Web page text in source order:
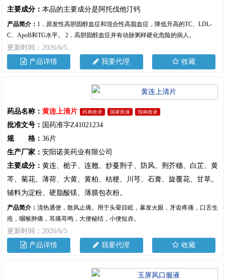
主要成分： 本品的主要成分是阿托伐他汀钙
产品简介： 1．原发性高胆固醇血症和混合性高脂血症，降低升高的TC、LDL-
C、ApoB和TG水平。 2．高胆固醇血症并有动脉粥样硬化危险的病人。
更新时间：2026/6/5
产品详情
我要代理 收藏
药品名称： 黄连上清片 药典收录 国家医保 指南收录
批准文号： 国药准字Z41021234
规 格： 36片
生产厂家： 安阳诺美药业有限公司
主要成分： 黄连、栀子、连翘、炒蔓荆子、防风、荆芥穗、白芷、黄
芩、菊花、薄荷、大黄、黄柏、桔梗、川芎、石膏、旋覆花、甘草。
辅料为淀粉、硬脂酸镁、薄膜包衣粉。
产品简介： 清热通便，散风止痛。用于头晕目眩，暴发火眼，牙齿疼痛，口舌生
疮，咽喉肿痛，耳痛耳鸣，大便秘结，小便短赤。
更新时间：2026/6/5
产品详情
我要代理 收藏